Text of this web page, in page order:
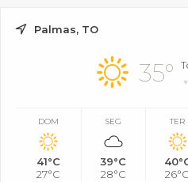
Palmas, TO
35°
DOM
41°C
27°C
SEG
39°C
28°C
TER
26°C